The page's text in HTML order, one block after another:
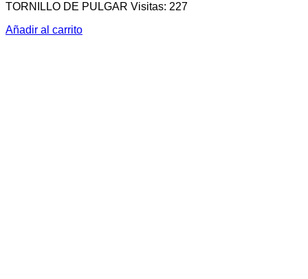
TORNILLO DE PULGAR Visitas: 227
Añadir al carrito